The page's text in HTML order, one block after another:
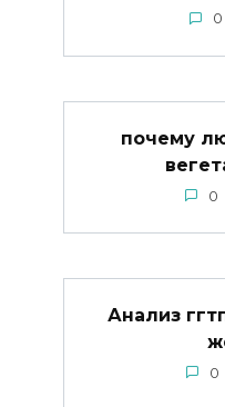
0
почему
0
Анализ
0